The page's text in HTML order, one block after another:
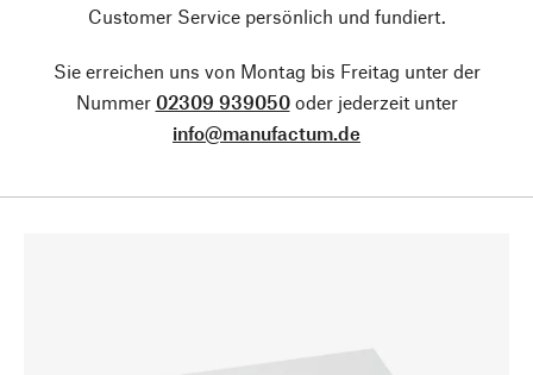
Customer Service persönlich und fundiert.
Sie erreichen uns von Montag bis Freitag unter der
Nummer 02309 939050oder jederzeit unter
info@manufactum.de